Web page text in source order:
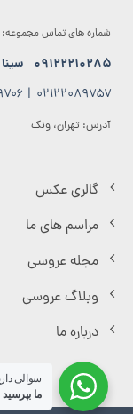
شماره های تماس مجموعه:
۰۹۱۲۲۲۱۰۲۸۵
۰۲۱۲۲۰۸۹۷۵۷ |
آدرس: تهران، ونک
گالری عکس
مراسم های ما
مجله عروسی
وبلاگ عروسی
درباره ما
سوالی
ما بپرسید